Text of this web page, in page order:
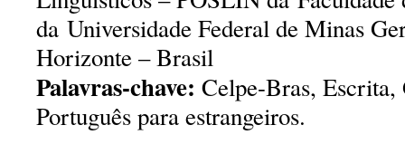
da Universidade Federal de Minas
Horizonte – Brasil
Palavras-chave: Celpe-Bras, Escrita,
Português para estrangeiros.